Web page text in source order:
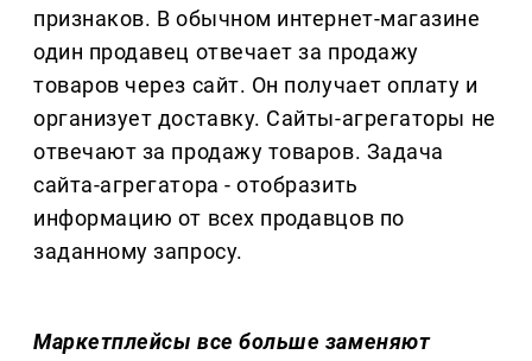
признаков. В обычном интернет-магазине
один продавец отвечает за продажу
товаров через сайт. Он получает оплату и
организует доставку. Сайты-агрегаторы не
отвечают за продажу товаров. Задача
сайта-агрегатора - отобразить
информацию от всех продавцов по
заданному запросу.
Маркетплейсы все больше заменяют